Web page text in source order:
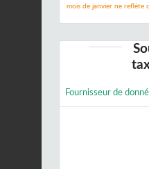
mois de janvier ne reflète
Fournisseur de